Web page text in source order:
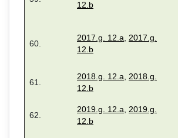
12.b
60.
2017.g. 12.a
2017.g.
12.b
61.
2018.g. 12.a
2018.g.
12.b
62.
2019.g. 12.a
2019.g.
12.b